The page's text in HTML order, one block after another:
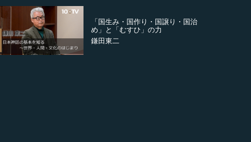
「国生み・国作り・国譲り・国治
め」と「むすひ」の力
鎌田東二